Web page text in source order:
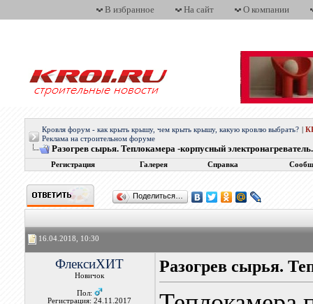
В избранное На сайт О компании
Кровля форум - как крыть крышу, чем крыть крышу, какую кровлю выбрать?
Реклама на строительном форуме
Разогрев сырья. Теплокамера -корпусный электронагреватель.
Регистрация Галерея Справка
Поделиться…
16.04.2018, 10:30
ФлексиХИТ
Новичок
Пол:
Регистрация: 24.11.2017
Разогрев сырья.